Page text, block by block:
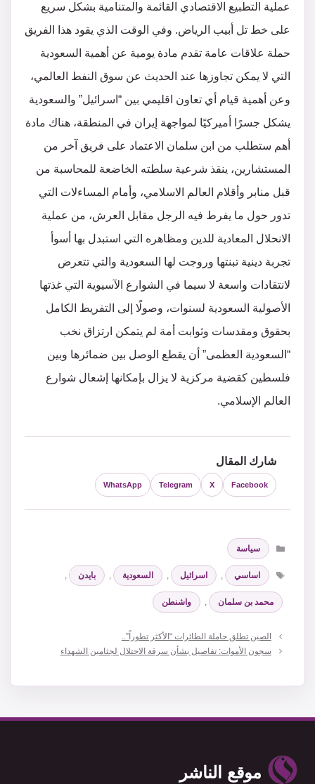
عملية التطبيع الاقتصادي القائمة والمتنامية بشكل سريع
على خط تل أبيب الرياض. وفي الوقت الذي يقود هذا الفريق
حملة علاقات عامة تقدم مادة يومية عن أهمية السعودية
التي لا يمكن تجاوزها عند الحديث عن سوق النفط العالمي،
وعن أهمية قيام أي تعاون اقليمي بين “اسرائيل” والسعودية
يشكل جسرًا أميركيًا لمواجهة إيران في المنطقة، هناك مادة
أهم ستطلب من ابن سلمان الاعتماد على فريق آخر من
المستشارين، ينقذ شرعية سلطته الخاضعة للمحاسبة من
قبل منابر وأقلام العالم الاسلامي، وأمام المساءلات التي
تدور حول ما يفرط فيه الرجل مقابل العرش، من عملية
الانحلال المعادية للدين ومظاهره التي استبدل بها أسوأ
تجربة دينية تبنتها وروجت لها السعودية والتي تتعرض
لانتقادات واسعة لا سيما في الشوارع الآسيوية التي غذتها
الأصولية السعودية لسنوات، وصولًا إلى التفريط الكامل
بحقوق ومقدسات وثوابت أمة لم يتمكن ارتزاق نخب
“السعودية العظمى” أن يقطع الوصل بين ضمائرها وبين
فلسطين كقضية مركزية لا يزال بإمكانها إشعال شوارع
العالم الإسلامي.
شارك المقال
Facebook
X
Telegram
WhatsApp
التصنيفات
سياسة
الوسوم
اساسي , اسرائيل , السعودية , بايدن ,
محمد بن سلمان , واشنطن
الصين تطلق حاملة الطائرات “الأكثر تطوراً”..
سجون الأموات: تفاصيل بشأن سرقة الاحتلال لجثامين الشهداء
موقع الناشر